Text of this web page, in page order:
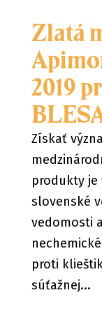
Zlatá
2019
Získať
produkty je
slovenské
vedomosti
proti
súťažnej...